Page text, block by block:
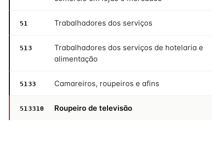
51 Trabalhadores dos serviços
513
Trabalhadores dos serviços de hotelaria e
alimentação
5133 Camareiros, roupeiros e afins
513310 Roupeiro de televisão